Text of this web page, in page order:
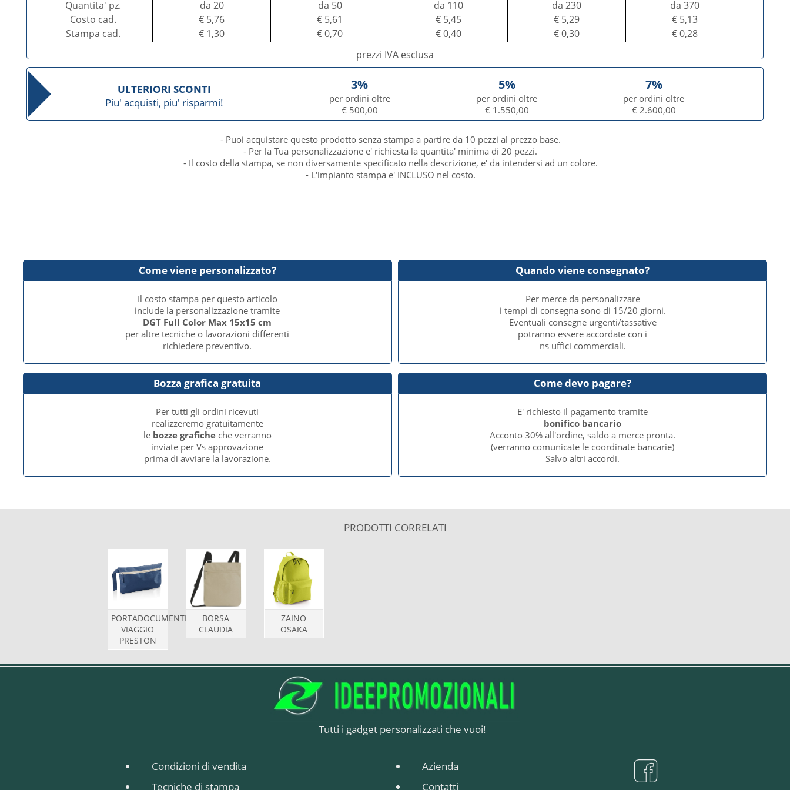
Quantita' pz.
Costo cad.
Stampa cad.
da 20
€ 5,76
€ 1,30
da 50
€ 5,61
€ 0,70
da 110
€ 5,45
€ 0,40
da 230
€ 5,29
€ 0,30
da 370
€ 5,13
€ 0,28
prezzi IVA esclusa
ULTERIORI SCONTI
Piu' acquisti, piu' risparmi!
3%
per ordini oltre
€ 500,00
5%
per ordini oltre
€ 1.550,00
7%
per ordini oltre
€ 2.600,00
- Puoi acquistare questo prodotto senza stampa a partire da 10 pezzi al prezzo base.
- Per la Tua personalizzazione e' richiesta la quantita' minima di 20 pezzi.
- Il costo della stampa, se non diversamente specificato nella descrizione, e' da intendersi ad un colore.
- L'impianto stampa e' INCLUSO nel costo.
Come viene personalizzato?
Il costo stampa per questo articolo
include la personalizzazione tramite
DGT Full Color Max 15x15 cm
per altre tecniche o lavorazioni differenti
richiedere preventivo.
Quando viene consegnato?
Per merce da personalizzare
i tempi di consegna sono di 15/20 giorni.
Eventuali consegne urgenti/tassative
potranno essere accordate con i
ns uffici commerciali.
Bozza grafica gratuita
Per tutti gli ordini ricevuti
realizzeremo gratuitamente
le bozze graficheche verranno
inviate per Vs approvazione
prima di avviare la lavorazione.
Come devo pagare?
E' richiesto il pagamento tramite
bonifico bancario
Acconto 30% all'ordine, saldo a merce pronta.
(verranno comunicate le coordinate bancarie)
Salvo altri accordi.
PRODOTTI CORRELATI
PORTADOCUMENTI
VIAGGIO
PRESTON
BORSA
CLAUDIA
ZAINO
OSAKA
Tutti i gadget personalizzati che vuoi!
Condizioni di vendita
Tecniche di stampa
Azienda
Contatti